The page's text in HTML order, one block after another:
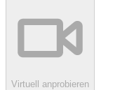
Virtuell anprobieren